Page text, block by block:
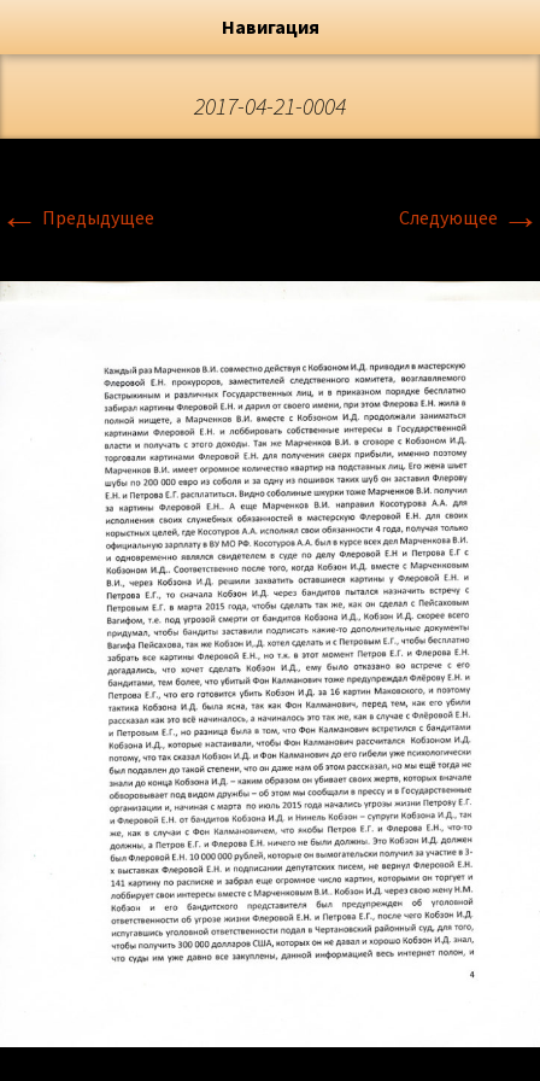
Флёрова Елена Николаевна
Художник, Официальный сайт
Навигация
2017-04-21-0004
← Предыдущее Следующее →